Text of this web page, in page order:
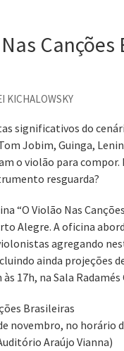
da urbanidade
KICHALOWSKY
significativos do
Jobim, Guinga,
o violão para compor.
resguarda?
“O Violão Nas
Alegre. A oficina
agregando
ainda projeções
17h, na Sala
Brasileiras
novembro, no horário
Araújo Vianna)